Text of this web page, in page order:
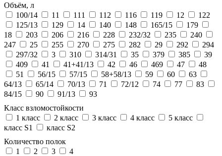
Объём, л
100/14
11 111 112 116 119 12
122
125/13
129 14 140 148 165/15
179
18
203 206 216 228 232/32 235
240
247
25 255 270 275 282 29 292
294
297/32
3 310 314/31 35 379 385
39
409
41 41+41/13 42 46 469 47
48
51
56/15 57/15 58+58/13 59 60
63
64/13
65/14 70/13 71 72/12 74 77
83
84/15
90 91/13
93
Класс взломостойкости
1 класс
2 класс 3 класс 4 класс
5 класс
класс S1
класс S2
Количество полок
1
2 3
4